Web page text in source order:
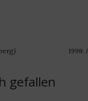
gefallen